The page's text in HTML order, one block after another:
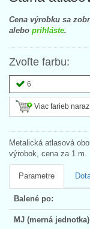
Cena výrobku sa
alebo prihláste.
Zvoľte farbu:
6
Viac farieb naraz
Metalická atlasová
výrobok, cena za 1 m.
Parametre
Balené po:
MJ (merná